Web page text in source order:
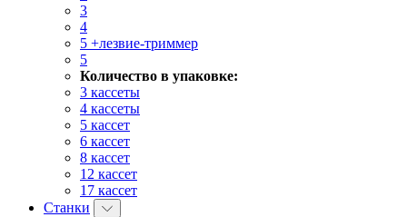
3
4
5 +лезвие-триммер
5
Количество в упаковке:
3 кассеты
4 кассеты
5 кассет
6 кассет
8 кассет
12 кассет
17 кассет
Станки